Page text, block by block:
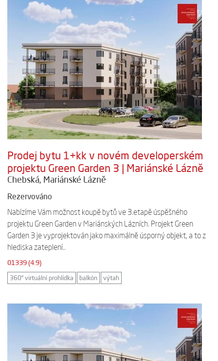
Prodej bytu 1+kk v novém developerském
projektu Green Garden 3 | Mariánské Lázně
Chebská, Mariánské Lázně
Rezervováno
Nabízíme Vám možnost koupě bytů ve 3.etapě úspěšného
projektu Green Garden v Mariánských Lázních. Projekt Green
Garden 3 je vyprojektován jako maximálně úsporný objekt, a to z
hlediska zateplení..
01339 (4.9)
360° virtuální prohlídka balkón výtah